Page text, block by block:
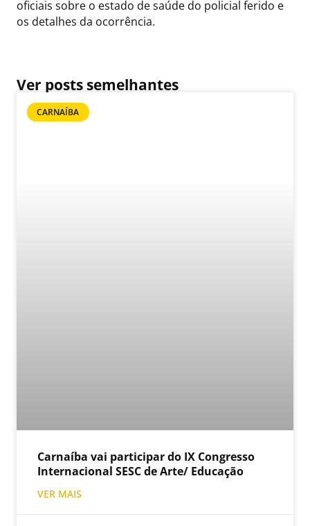
oficiais sobre o estado de saúde do policial ferido e
os detalhes da ocorrência.
Ver posts semelhantes
CARNAÍBA
Carnaíba vai participar do IX Congresso
Internacional SESC de Arte/ Educação
VER MAIS